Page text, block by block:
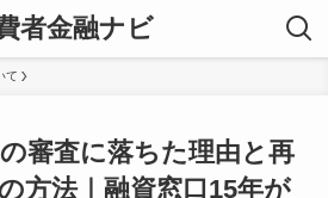
者金融ナビ
て
審査に落ちた理由と再
方法｜融資窓口15年が